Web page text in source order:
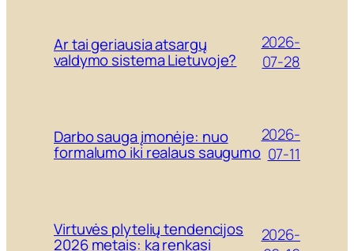
Ar tai geriausia atsargų
valdymo sistema Lietuvoje?
2026-
07-28
Darbo sauga įmonėje: nuo
formalumo iki realaus saugumo
2026-
07-11
Virtuvės plytelių tendencijos
2026 metais: ką renkasi
2026-